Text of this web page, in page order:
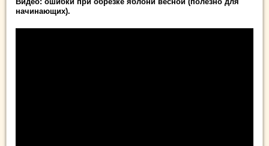
начинающих).